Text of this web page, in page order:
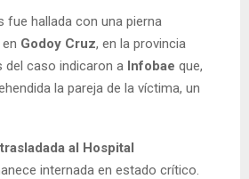
fue hallada con una pierna
Godoy Cruz, en la provincia
del caso indicaron a Infobae que,
la pareja de la víctima, un
al Hospital
internada en estado crítico.